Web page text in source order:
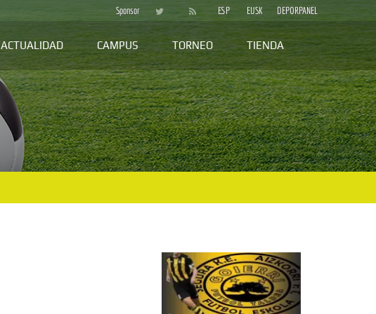
Sponsor ESP EUSK DEPORPANEL
ACTUALIDAD CAMPUS TORNEO TIENDA